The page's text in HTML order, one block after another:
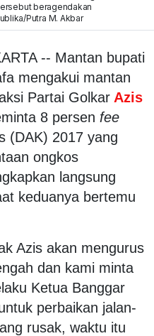
beragendakan
Putra M. Akbar
-- Mantan bupati
mengakui mantan
Partai Golkar Azis
8 persen fee
(DAK) 2017 yang
ongkos
langsung
keduanya bertemu
Azis akan mengurus
dan kami minta
Ketua Banggar
perbaikan jalan-
rusak, waktu itu